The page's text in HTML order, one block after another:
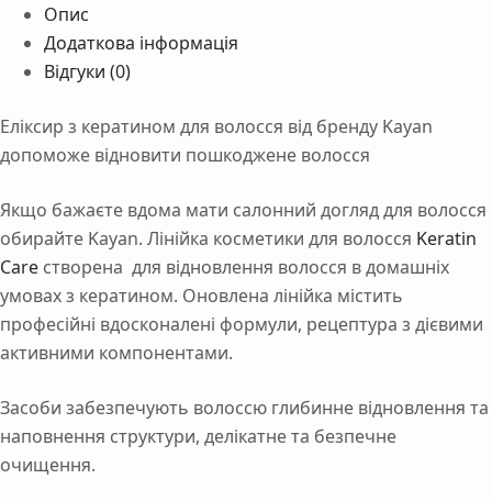
Опис
Додаткова інформація
Відгуки (0)
Еліксир з кератином для волосся від бренду Kayan
допоможе відновити пошкоджене волосся
Якщо бажаєте вдома мати салонний догляд для волосся
обирайте Kayan. Лінійка косметики для волосся Keratin
Care створена для відновлення волосся в домашніх
умовах з кератином. Оновлена лінійка містить
професійні вдосконалені формули, рецептура з дієвими
активними компонентами.
Засоби забезпечують волоссю глибинне відновлення та
наповнення структури, делікатне та безпечне
очищення.